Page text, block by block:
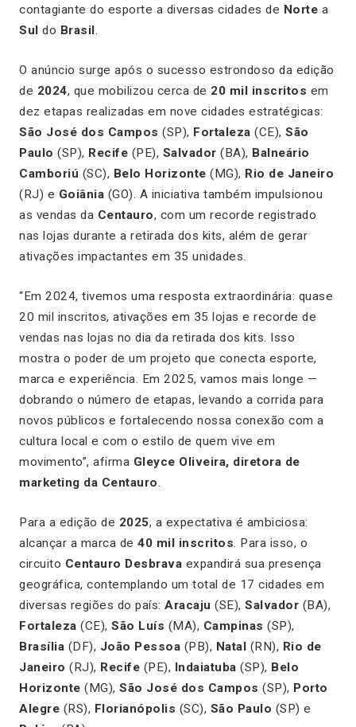
contagiante do esporte a diversas cidades de Norte a
Sul do Brasil.
O anúncio surge após o sucesso estrondoso da edição
de 2024, que mobilizou cerca de 20 mil inscritos em
dez etapas realizadas em nove cidades estratégicas:
São José dos Campos (SP), Fortaleza (CE), São
Paulo (SP), Recife (PE), Salvador (BA), Balneário
Camboriú (SC), Belo Horizonte (MG), Rio de Janeiro
(RJ) e Goiânia (GO). A iniciativa também impulsionou
as vendas da Centauro, com um recorde registrado
nas lojas durante a retirada dos kits, além de gerar
ativações impactantes em 35 unidades.
“Em 2024, tivemos uma resposta extraordinária: quase
20 mil inscritos, ativações em 35 lojas e recorde de
vendas nas lojas no dia da retirada dos kits. Isso
mostra o poder de um projeto que conecta esporte,
marca e experiência. Em 2025, vamos mais longe —
dobrando o número de etapas, levando a corrida para
novos públicos e fortalecendo nossa conexão com a
cultura local e com o estilo de quem vive em
movimento”, afirma Gleyce Oliveira, diretora de
marketing da Centauro.
Para a edição de 2025, a expectativa é ambiciosa:
alcançar a marca de 40 mil inscritos. Para isso, o
circuito Centauro Desbrava expandirá sua presença
geográfica, contemplando um total de 17 cidades em
diversas regiões do país: Aracaju (SE), Salvador (BA),
Fortaleza (CE), São Luís (MA), Campinas (SP),
Brasília (DF), João Pessoa (PB), Natal (RN), Rio de
Janeiro (RJ), Recife (PE), Indaiatuba (SP), Belo
Horizonte (MG), São José dos Campos (SP), Porto
Alegre (RS), Florianópolis (SC), São Paulo (SP) e